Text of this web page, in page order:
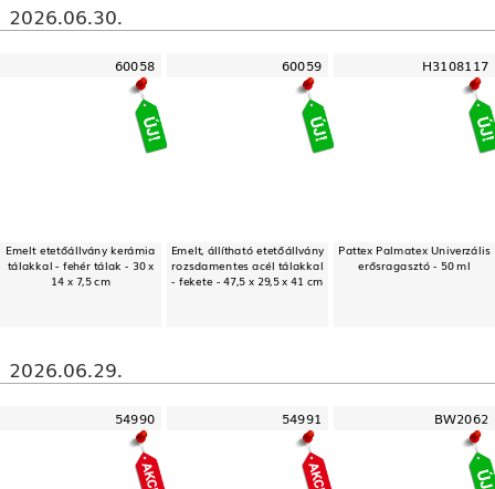
2026.06.30.
60058
Emelt etetőállvány kerámia
tálakkal - fehér tálak - 30 x
14 x 7,5 cm
60059
Emelt, állítható etetőállvány
rozsdamentes acél tálakkal
- fekete - 47,5 x 29,5 x 41 cm
H3108117
Pattex Palmatex Univerzális
erősragasztó - 50 ml
2026.06.29.
54990 54991 BW2062